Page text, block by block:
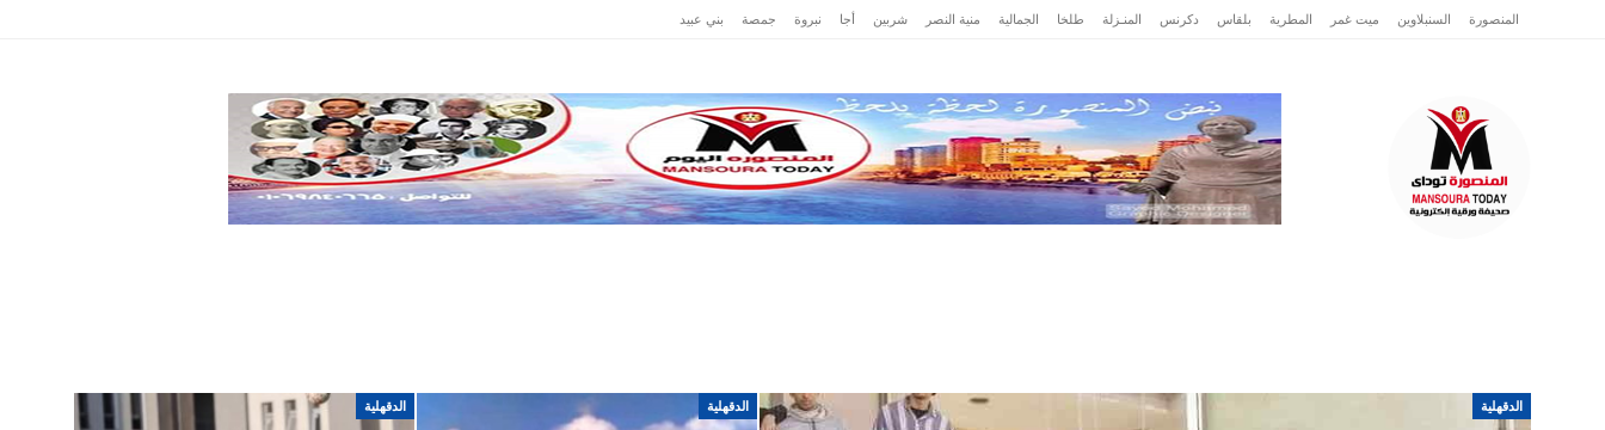
المنصورة السنبلاوين ميت غمر المطرية بلقاس دكرنس المنـزلة طلخا الجمالية منية النصر شربين أجا نبروة جمصة بني عبيد
الدقهلية الدقهلية الدقهلية